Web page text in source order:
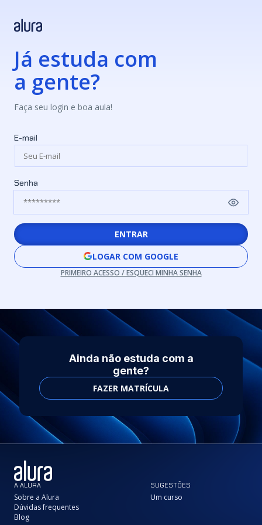
Já estuda com
a gente?
Faça seu login e boa aula!
E-mail
Senha
ENTRAR
LOGAR COM GOOGLE
PRIMEIRO ACESSO / ESQUECI MINHA SENHA
Ainda não estuda com a
gente?
FAZER MATRÍCULA
A ALURA
Sobre a Alura
Dúvidas frequentes
Blog
SUGESTÕES
Um curso